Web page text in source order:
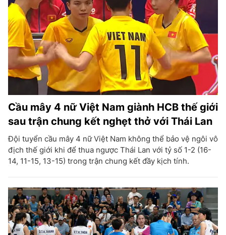
Cầu mây 4 nữ Việt Nam giành HCB thế giới
sau trận chung kết nghẹt thở với Thái Lan
Đội tuyển cầu mây 4 nữ Việt Nam không thể bảo vệ ngôi vô
địch thế giới khi để thua ngược Thái Lan với tỷ số 1-2 (16-
14, 11-15, 13-15) trong trận chung kết đầy kịch tính.